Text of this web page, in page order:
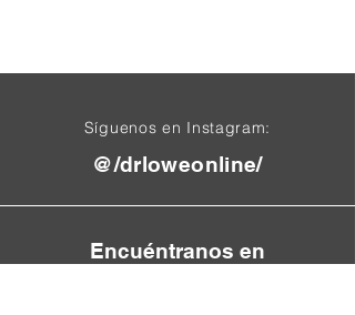
Síguenos en Instagram:
@/drloweonline/
Encuéntranos en